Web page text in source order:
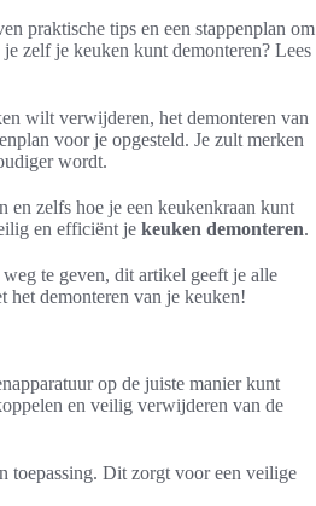
praktische tips en een stappenplan om
zelf je keuken kunt demonteren? Lees
wilt verwijderen, het demonteren van
voor je opgesteld. Je zult merken
wordt.
en zelfs hoe je een keukenkraan kunt
en efficiënt je keuken demonteren.
te geven, dit artikel geeft je alle
het demonteren van je keuken!
op de juiste manier kunt
en veilig verwijderen van de
toepassing. Dit zorgt voor een veilige